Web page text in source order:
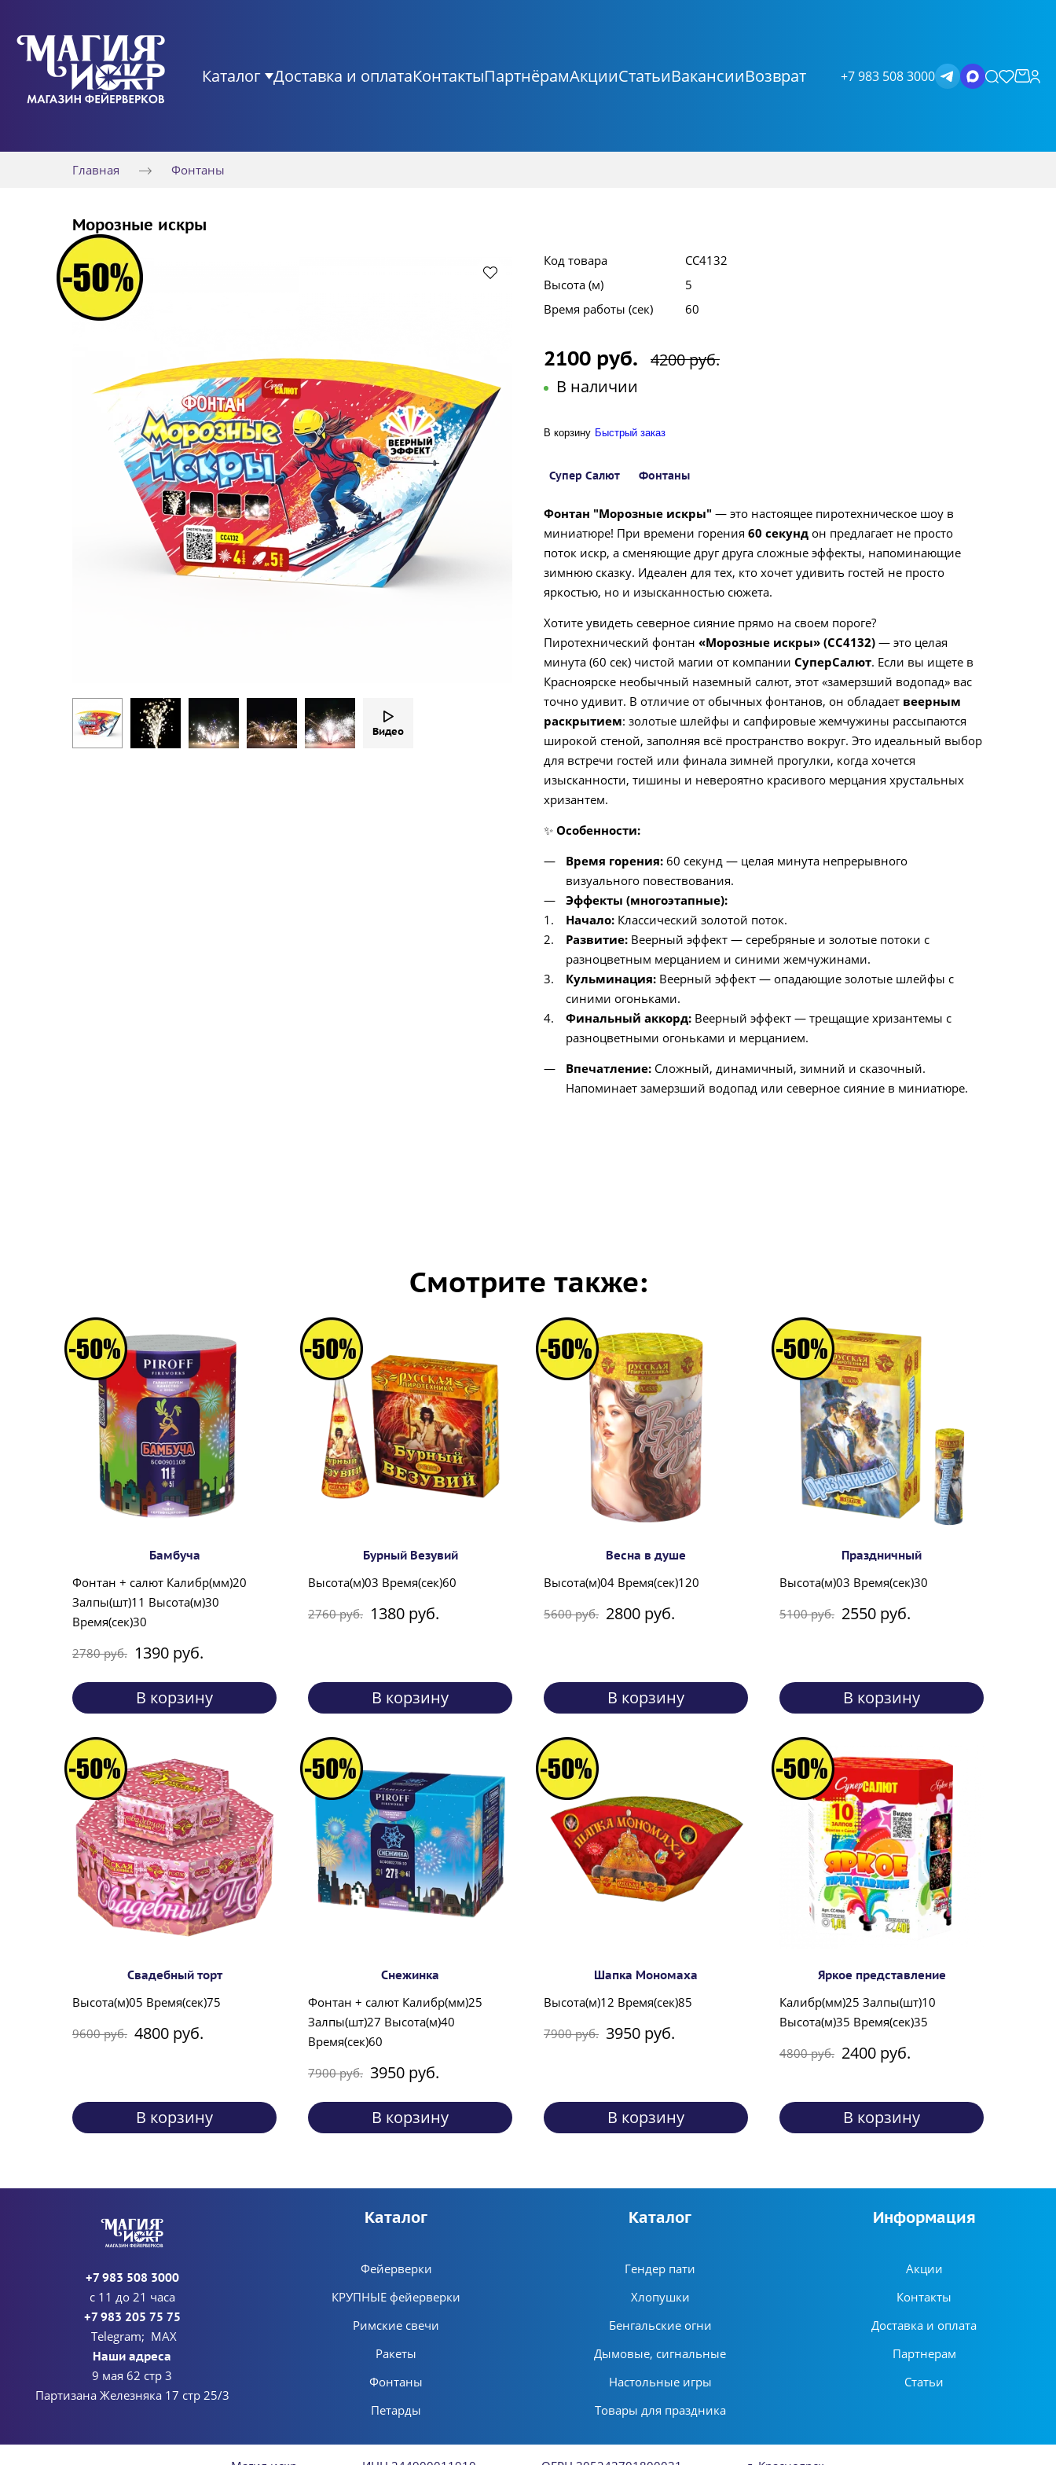
Каталог Доставка и оплатаКонтактыПартнёрамАкцииСтатьиВакансииВозврат +7 983 508 3000
Главная Фонтаны
Морозные искры
Видео
Код товара
СС4132
Высота (м)
5
Время работы (сек)
60
2100 руб.
4200 руб.
В наличии
В корзину Быстрый заказ
Супер Салют Фонтаны
Фонтан "Морозные искры" — это настоящее пиротехническое шоу в
миниатюре! При времени горения 60 секунд он предлагает не просто
поток искр, а сменяющие друг друга сложные эффекты, напоминающие
зимнюю сказку. Идеален для тех, кто хочет удивить гостей не просто
яркостью, но и изысканностью сюжета.
Хотите увидеть северное сияние прямо на своем пороге?
Пиротехнический фонтан «Морозные искры» (СС4132) — это целая
минута (60 сек) чистой магии от компании СуперСалют. Если вы ищете в
Красноярске необычный наземный салют, этот «замерзший водопад» вас
точно удивит. В отличие от обычных фонтанов, он обладает веерным
раскрытием: золотые шлейфы и сапфировые жемчужины рассыпаются
широкой стеной, заполняя всё пространство вокруг. Это идеальный выбор
для встречи гостей или финала зимней прогулки, когда хочется
изысканности, тишины и невероятно красивого мерцания хрустальных
хризантем.
✨ Особенности:
Время горения:60 секунд — целая минута непрерывного
визуального повествования.
Эффекты (многоэтапные):
Начало:Классический золотой поток.
Развитие:Веерный эффект — серебряные и золотые потоки с
разноцветным мерцанием и синими жемчужинами.
Кульминация:Веерный эффект — опадающие золотые шлейфы с
синими огоньками.
Финальный аккорд:Веерный эффект — трещащие хризантемы с
разноцветными огоньками и мерцанием.
Впечатление:Сложный, динамичный, зимний и сказочный.
Напоминает замерзший водопад или северное сияние в миниатюре.
Смотрите также:
Бамбуча
Фонтан + салют Калибр(мм)20
Залпы(шт)11 Высота(м)30
Время(сек)30
2780 руб. 1390 руб.
В корзину
Бурный Везувий
Высота(м)03 Время(сек)60
2760 руб. 1380 руб.
В корзину
Весна в душе
Высота(м)04 Время(сек)120
5600 руб. 2800 руб.
В корзину
Праздничный
Высота(м)03 Время(сек)30
5100 руб. 2550 руб.
В корзину
Свадебный торт
Высота(м)05 Время(сек)75
9600 руб. 4800 руб.
В корзину
Снежинка
Фонтан + салют Калибр(мм)25
Залпы(шт)27 Высота(м)40
Время(сек)60
7900 руб. 3950 руб.
В корзину
Шапка Мономаха
Высота(м)12 Время(сек)85
7900 руб. 3950 руб.
В корзину
Яркое представление
Калибр(мм)25 Залпы(шт)10
Высота(м)35 Время(сек)35
4800 руб. 2400 руб.
В корзину
+7 983 508 3000
с 11 до 21 часа
+7 983 205 75 75
Telegram; MAX
Наши адреса
9 мая 62 стр 3
Партизана Железняка 17 стр 25/3
Каталог
Фейерверки
КРУПНЫЕ фейерверки
Римские свечи
Ракеты
Фонтаны
Петарды
Каталог
Гендер пати
Хлопушки
Бенгальские огни
Дымовые, сигнальные
Настольные игры
Товары для праздника
Информация
Акции
Контакты
Доставка и оплата
Партнерам
Статьи